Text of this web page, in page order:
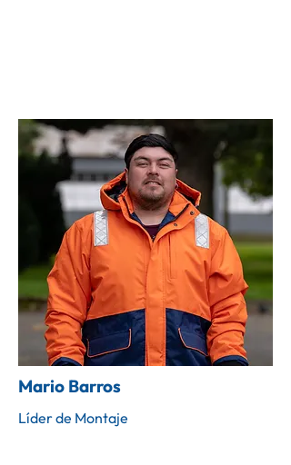
Mario Barros
Líder de Montaje